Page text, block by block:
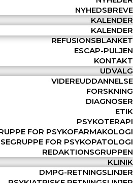
NYHEDSBREVE
KALENDER
KALENDER
REFUSIONSBLANKET
ESCAP-PULJEN
KONTAKT
UDVALG
VIDEREUDDANNELSE
FORSKNING
DIAGNOSER
ETIK
PSYKOTERAPI
FOR PSYKOFARMAKOLOGI
FOR PSYKOPATOLOGI
REDAKTIONSGRUPPEN
KLINIK
DMPG-RETNINGSLINJER